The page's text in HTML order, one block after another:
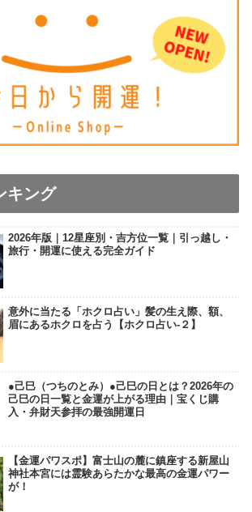
キング
2026年版｜12星座別・吉方位一覧｜引っ越し・
旅行・開運に使える完全ガイド
意外に当たる「ホクロ占い」髪の生え際、額、
眉にあるホクロを占う【ホクロ占い‐２】
●己巳（つちのとみ）●己巳の日とは？2026年の
己巳の日一覧と金運が上がる理由｜宝くじ購
入・弁財天参拝の最強開運日
【金運パワスポ】富士山の麓に鎮座する新屋山
神社本宮には霊験あらたかな最高の金運パワー
が！